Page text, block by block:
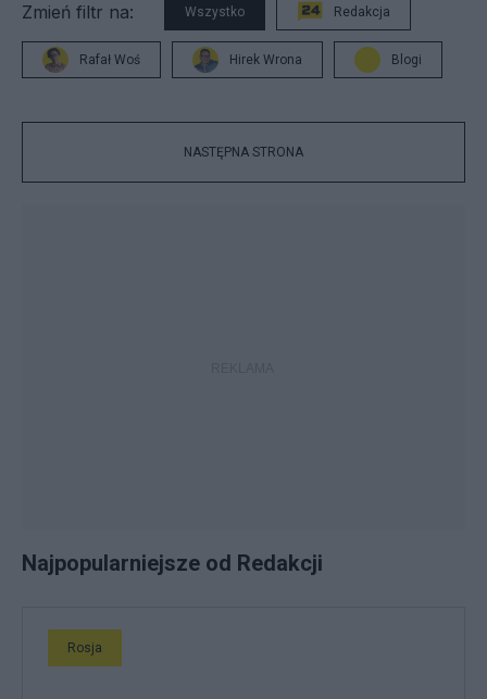
Zmień filtr na: Wszystko Redakcja
Rafał Woś Hirek Wrona Blogi
NASTĘPNA STRONA
Najpopularniejsze od Redakcji
Rosja